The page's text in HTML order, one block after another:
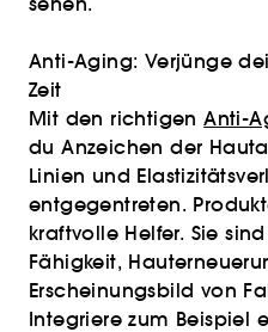
Anti-Aging: Verjünge
Zeit
Mit den richtigenAnti-
du Anzeichen der
Linien und
entgegentreten.
kraftvolle Helfer. Sie
Fähigkeit,
Erscheinungsbild von
Integriere zum Beispiel